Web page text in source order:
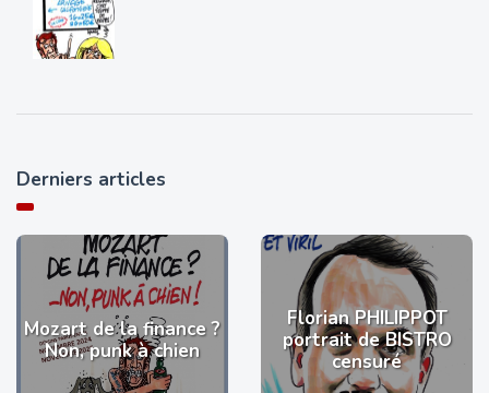
Derniers articles
Mozart de la finance ?
Non, punk à chien
Florian PHILIPPOT
portrait de BISTRO
censuré